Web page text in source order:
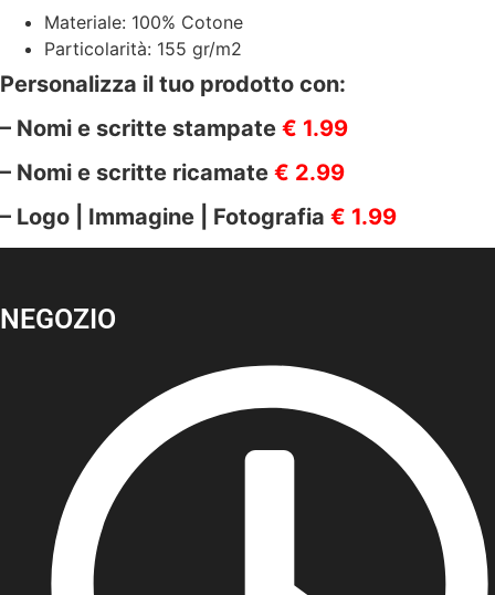
Materiale: 100% Cotone
Particolarità: 155 gr/m2
Personalizza il tuo prodotto con:
– Nomi e scritte stampate € 1.99
– Nomi e scritte ricamate € 2.99
– Logo | Immagine | Fotografia € 1.99
NEGOZIO